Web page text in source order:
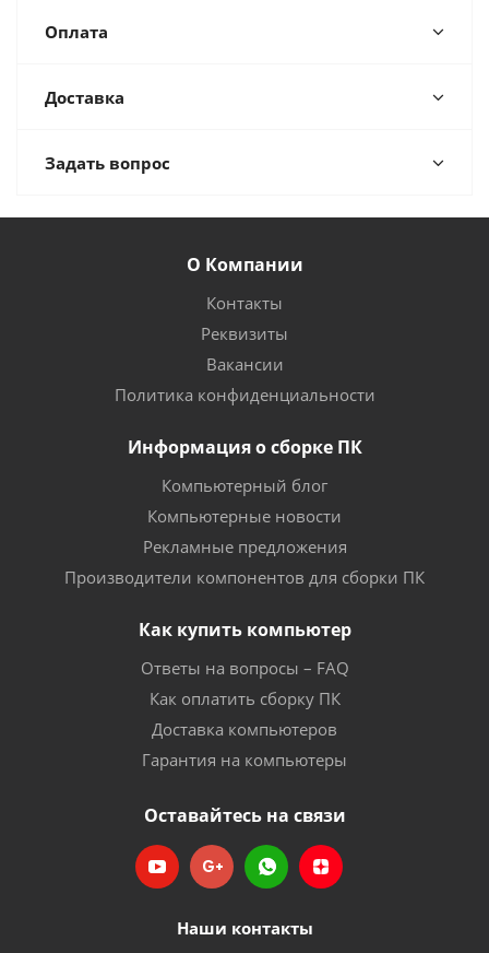
Оплата
Доставка
Задать вопрос
О Компании
Контакты
Реквизиты
Вакансии
Политика конфиденциальности
Информация о сборке ПК
Компьютерный блог
Компьютерные новости
Рекламные предложения
Производители компонентов для сборки ПК
Как купить компьютер
Ответы на вопросы – FAQ
Как оплатить сборку ПК
Доставка компьютеров
Гарантия на компьютеры
Оставайтесь на связи
Наши контакты